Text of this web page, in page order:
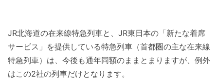
JR北海道の在来線特急列車と、JR東日本の「新たな着席
サービス」を提供している特急列車（首都圏の主な在来線
特急列車）は、今後も通年同額のままとまりますが、例外
はこの2社の列車だけとなります。